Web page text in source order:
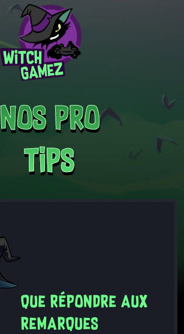
Nos Pro
Tips
Que répondre aux
remarques